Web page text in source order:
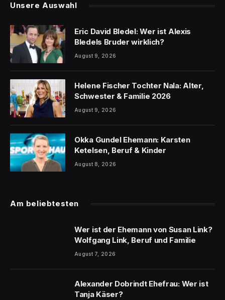
Unsere Auswahl
Eric David Bledel: Wer ist Alexis
Bledels Bruder wirklich?
August 9, 2026
Helene Fischer Tochter Nala: Alter,
Schwester & Familie 2026
August 9, 2026
Okka Gundel Ehemann: Karsten
Ketelsen, Beruf & Kinder
August 8, 2026
Am beliebtesten
Wer ist der Ehemann von Susan Link?
Wolfgang Link, Beruf und Familie
August 7, 2026
Alexander Dobrindt Ehefrau: Wer ist
Tanja Käser?